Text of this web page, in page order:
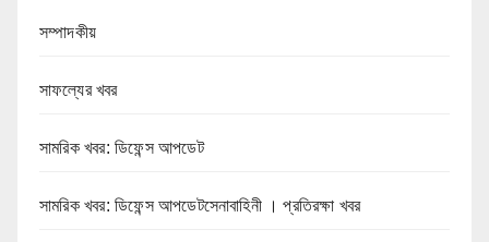
সম্পাদকীয়
সাফল্যের খবর
সামরিক খবর: ডিফেন্স আপডেট
সামরিক খবর: ডিফেন্স আপডেটসেনাবাহিনী । প্রতিরক্ষা খবর